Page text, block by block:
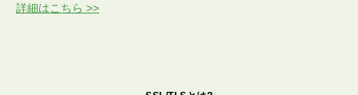
詳細はこちら >>